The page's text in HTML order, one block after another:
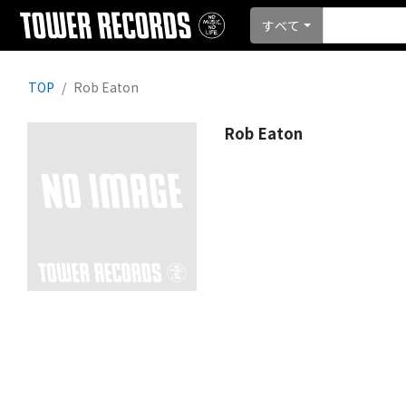
すべて
TOP Rob Eaton
Rob Eaton